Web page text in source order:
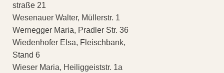
straße 21
Wesenauer Walter, Müllerstr. 1
Wernegger Maria, Pradler Str. 36
Wiedenhofer Elsa, Fleischbank,
Stand 6
Wieser Maria, Heiliggeiststr. 1a